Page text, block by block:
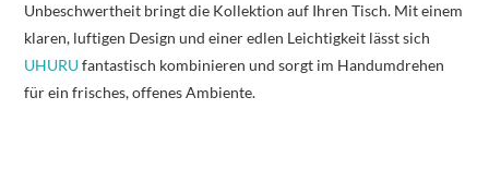
Unbeschwertheit bringt die Kollektion auf Ihren Tisch. Mit einem
klaren, luftigen Design und einer edlen Leichtigkeit lässt sich
UHURUfantastisch kombinieren und sorgt im Handumdrehen
für ein frisches, offenes Ambiente.